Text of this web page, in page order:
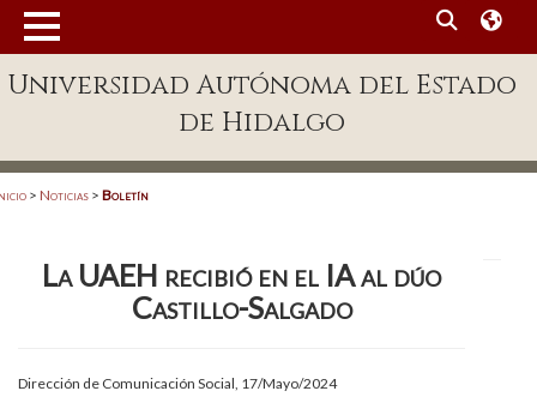
Enlaces
Patronato
Publicaciones en línea
Universidad Autónoma del Estado
de Hidalgo
> Noticias > Boletín
La UAEH recibió en el IA al dúo
Castillo-Salgado
Dirección de Comunicación Social, 17/Mayo/2024